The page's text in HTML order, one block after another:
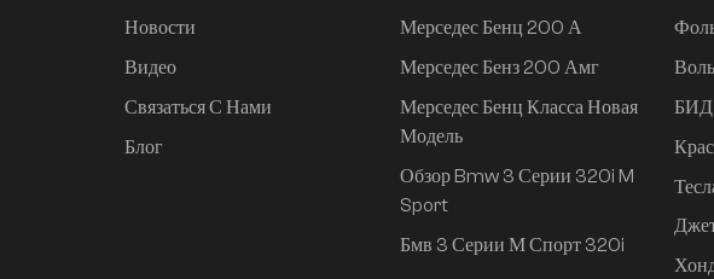
дальнобойная версия
для умного вождения
Mi SU7 2024, 830 км,
Новости
Видео
Связаться С Нами
Блог
Мерседес Бенц 200 А
Мерседес Бенз 200 Амг
Мерседес Бенц Класса Новая
Модель
Обзор Bmw 3 Серии 320i M
Sport
Бмв 3 Серии М Спорт 320i
БИД